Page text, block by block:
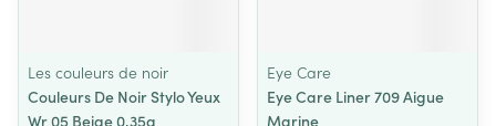
Les couleurs de noir
Couleurs De Noir Stylo Yeux
Wr 05 Beige 0,35g
Eye Care
Eye Care Liner 709 Aigue
Marine